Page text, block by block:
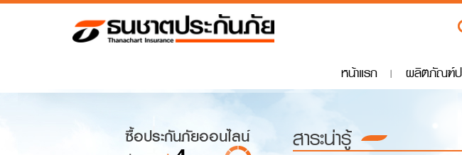
หน้าแรก ผลิตภัณฑ์ป
สาระน่ารู้